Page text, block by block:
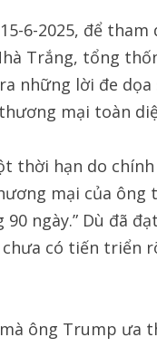
6-2025, để
Trắng, tổng
những lời đe
mại toàn
thời hạn do
mại của ông
ngày.” Dù đã
có tiến triển
ông Trump ưa